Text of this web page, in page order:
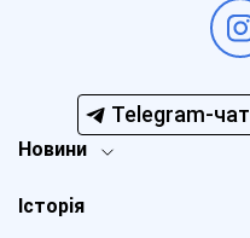
Telegram-чат
Новини
Історія